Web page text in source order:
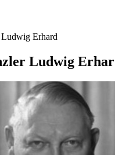
Erhard
Ludwig